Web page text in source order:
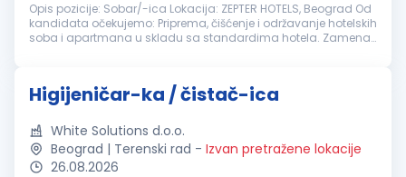
Opis pozicije: Sobar/-ica Lokacija: ZEPTER HOTELS, Beograd Od
kandidata očekujemo: Priprema, čišćenje i održavanje hotelskih
soba i apartmana u skladu sa standardima hotela. Zamena
Higijeničar-ka / čistač-ica
White Solutions d.o.o.
Beograd | Terenski rad - Izvan pretražene lokacije
26.08.2026